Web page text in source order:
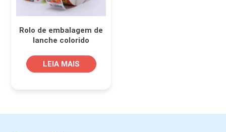
Rolo de embalagem de
lanche colorido
etiqueta autoadesiva
para alimentos
LEIA MAIS